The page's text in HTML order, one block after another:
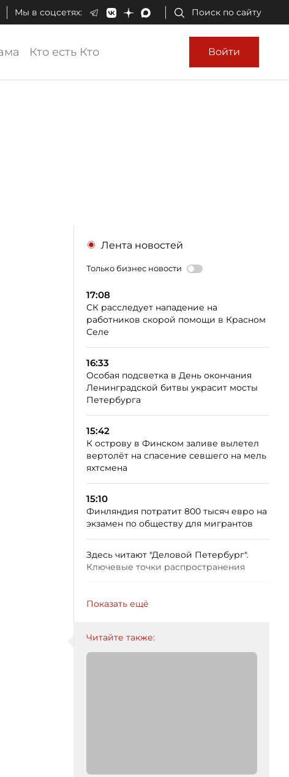
Мы в соцсетях: Поиск по сайту
Кто есть Кто Войти
Лента новостей
Только бизнес новости
17:08
СК расследует нападение на
работников скорой помощи в Красном
Селе
16:33
Особая подсветка в День окончания
Ленинградской битвы украсит мосты
Петербурга
15:42
К острову в Финском заливе вылетел
вертолёт на спасение севшего на мель
яхтсмена
15:10
Финляндия потратит 800 тысяч евро на
экзамен по обществу для мигрантов
Здесь читают "Деловой Петербург".
Ключевые точки распространения
Показать ещё
Читайте также: